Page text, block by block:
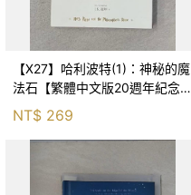
【X27】哈利波特(1)：神秘的魔
法石【繁體中文版20週年紀念】
NT$ 269